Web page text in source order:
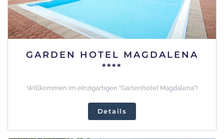
GARDEN HOTEL MAGDALENA
****
Willkommen im einzigartigen "Gartenhotel Magdalena"!
Details